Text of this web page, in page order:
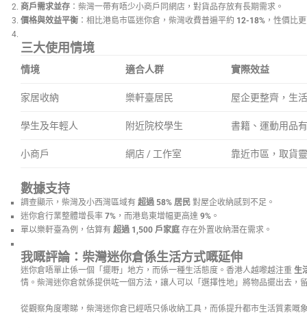
商戶需求並存 ：柴灣一帶有唔少小商戶同網店，對貨品存放有長期需求。
價格與效益平衡 ：相比港島市區迷你倉，柴灣收費普遍平約 12-18% ，性價比
三大使用情境
情境 適合人群 實際效益
家居收納 樂軒臺居民 屋企更整齊，生
學生及年輕人 附近院校學生 書籍、運動用品
小商戶 網店 / 工作室 靠近市區，取貨
數據支持
調查顯示，柴灣及小西灣區域有 超過 58% 居民 對屋企收納感到不足。
迷你倉行業整體增長率 7% ，而港島東增幅更高達 9% 。
單以樂軒臺為例，估算有 超過 1,500 戶家庭 存在外置收納潛在需求。
我嘅評論：柴灣迷你倉係生活方式嘅延伸
迷你倉唔單止係一個「擺嘢」地方，而係一種生活態度。香港人越嚟越注重 生
情。柴灣迷你倉就係提供咗一個方法，讓人可以「選擇性地」將物品擺出去，
從觀察角度嚟睇，柴灣迷你倉已經唔只係收納工具，而係提升都市生活質素嘅